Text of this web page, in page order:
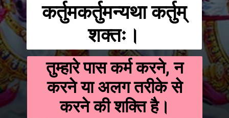
कर्तुमकर्तुमन्यथा कर्तुम्
शक्तः।
तुम्हारे पास कर्म करने, न
करने या अलग तरीके से
करने की शक्ति है।